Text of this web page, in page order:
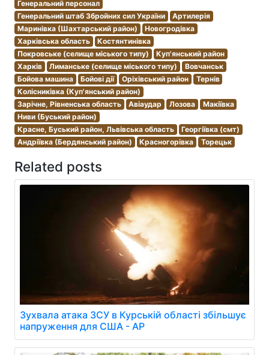
Генеральний персонал
Генеральний штаб Збройних сил України
Артилерія
Маринівка (Шахтарський район)
Новогродівка
Харківська область
Костянтинівка
Покровське (селище міського типу)
Куп'янський район
Харків
Лиманське (селище міського типу)
Вовчанськ
Бойова машина
Бойові дії Оріхівський район
Тернів
Колісниківка (Куп'янський район)
Зарічне, Рівненська область
Авіаудар Лозова
Макіївка
Ниви (Буський район)
Красне, Буський район, Львівська область
Георгіївка (смт)
Андріївка (Бердянський район)
Красногорівка Торецьк
Related posts
Зухвала атака ЗСУ в Курській області збільшує
напруження для США - AP